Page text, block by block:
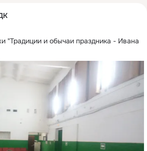
"Традиции и обычаи праздника - Ивана